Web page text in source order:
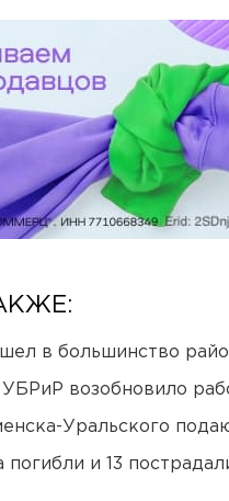
в большинство
возобновило
Уральского
погибли и 13